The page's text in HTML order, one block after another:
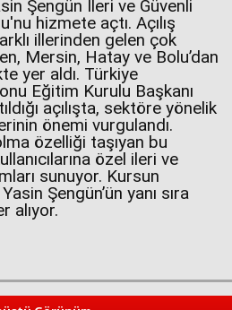
Şengün İleri ve Güvenli
hizmete açtı. Açılış
illerinden gelen çok
Mersin, Hatay ve Bolu’dan
yer aldı. Türkiye
Eğitim Kurulu Başkanı
açılışta, sektöre yönelik
önemi vurgulandı.
özelliği taşıyan bu
özel ileri ve
sunuyor. Kursun
Şengün’ün yanı sıra
alıyor.
Haberin Doğru Adresi.